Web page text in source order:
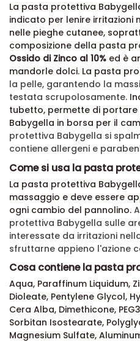
La pasta protettiva
indicato per lenire irritazioni
nelle pieghe cutanee,
composizione della pasta
Ossido di Zinco al 10% ed è
mandorle dolci. La pasta
la pelle, garantendo la
testata scrupolosamente.
tubetto, permette di
Babygella in borsa per il
protettiva Babygella si
contiene allergeni e
Come si usa la pasta
La pasta protettiva
massaggio e deve essere
ogni cambio del pannolino.
protettiva Babygella sulle
interessate da irritazioni
sfruttarne appieno l'azione
Cosa contiene la pasta
Aqua, Paraffinum Liquidum,
Dioleate, Pentylene Glycol,
Cera Alba, Dimethicone,
Sorbitan Isostearate,
Magnesium Sulfate,